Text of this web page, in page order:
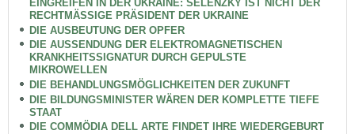
EINGREIFEN IN DER UKRAINE: SELENZKY IST NICHT DER
RECHTMÄSSIGE PRÄSIDENT DER UKRAINE
DIE AUSBEUTUNG DER OPFER
DIE AUSSENDUNG DER ELEKTROMAGNETISCHEN
KRANKHEITSSIGNATUR DURCH GEPULSTE
MIKROWELLEN
DIE BEHANDLUNGSMÖGLICHKEITEN DER ZUKUNFT
DIE BILDUNGSMINISTER WÄREN DER KOMPLETTE TIEFE
STAAT
DIE COMMÖDIA DELL ARTE FINDET IHRE WIEDERGEBURT